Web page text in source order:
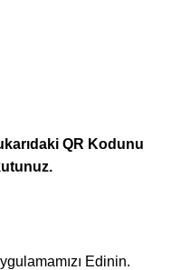
QR Kodunu
Edinin.